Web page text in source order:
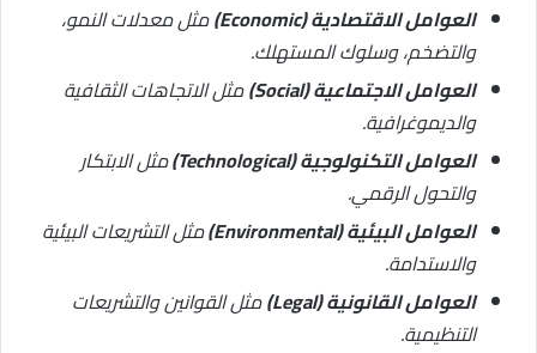
العوامل الاقتصادية (Economic)
مثل معدلات النمو،
والتضخم، وسلوك المستهلك.
العوامل الاجتماعية (Social)
مثل الاتجاهات الثقافية
والديموغرافية.
العوامل التكنولوجية (Technological)
مثل الابتكار
والتحول الرقمي.
العوامل البيئية (Environmental)
مثل التشريعات البيئية
والاستدامة.
العوامل القانونية (Legal)
مثل القوانين والتشريعات
التنظيمية.